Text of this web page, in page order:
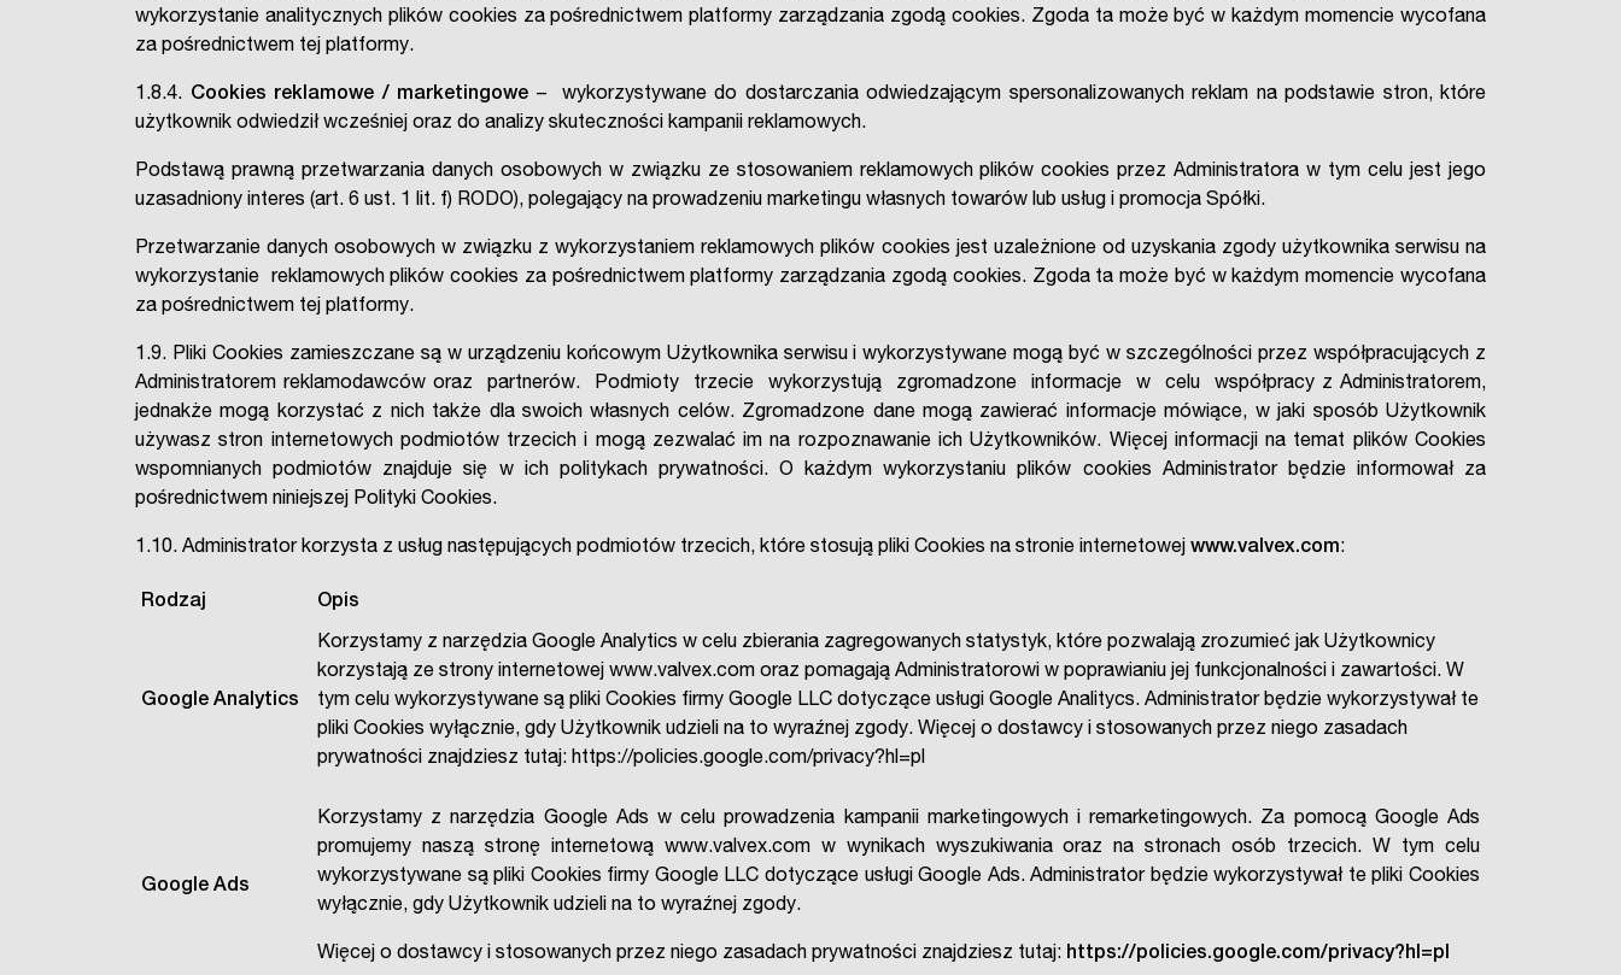
wykorzystanie analitycznych plików cookies za pośrednictwem platformy zarządzania zgodą cookies. Zgoda ta może być w każdym momencie wycofana
za pośrednictwem tej platformy.
1.8.4. Cookies reklamowe / marketingowe – wykorzystywane do dostarczania odwiedzającym spersonalizowanych reklam na podstawie stron, które
użytkownik odwiedził wcześniej oraz do analizy skuteczności kampanii reklamowych.
Podstawą prawną przetwarzania danych osobowych w związku ze stosowaniem reklamowych plików cookies przez Administratora w tym celu jest jego
uzasadniony interes (art. 6 ust. 1 lit. f) RODO), polegający na prowadzeniu marketingu własnych towarów lub usług i promocja Spółki.
Przetwarzanie danych osobowych w związku z wykorzystaniem reklamowych plików cookies jest uzależnione od uzyskania zgody użytkownika serwisu na
wykorzystanie reklamowych plików cookies za pośrednictwem platformy zarządzania zgodą cookies. Zgoda ta może być w każdym momencie wycofana
za pośrednictwem tej platformy.
1.9. Pliki Cookies zamieszczane są w urządzeniu końcowym Użytkownika serwisu i wykorzystywane mogą być w szczególności przez współpracujących z
Administratorem reklamodawców oraz partnerów. Podmioty trzecie wykorzystują zgromadzone informacje w celu współpracy z Administratorem,
jednakże mogą korzystać z nich także dla swoich własnych celów. Zgromadzone dane mogą zawierać informacje mówiące, w jaki sposób Użytkownik
używasz stron internetowych podmiotów trzecich i mogą zezwalać im na rozpoznawanie ich Użytkowników. Więcej informacji na temat plików Cookies
wspomnianych podmiotów znajduje się w ich politykach prywatności. O każdym wykorzystaniu plików cookies Administrator będzie informował za
pośrednictwem niniejszej Polityki Cookies.
1.10. Administrator korzysta z usług następujących podmiotów trzecich, które stosują pliki Cookies na stronie internetowej www.valvex.com:
Rodzaj Opis
Google Analytics
Korzystamy z narzędzia Google Analytics w celu zbierania zagregowanych statystyk, które pozwalają zrozumieć jak Użytkownicy
korzystają ze strony internetowej www.valvex.com oraz pomagają Administratorowi w poprawianiu jej funkcjonalności i zawartości. W
tym celu wykorzystywane są pliki Cookies firmy Google LLC dotyczące usługi Google Analitycs. Administrator będzie wykorzystywał te
pliki Cookies wyłącznie, gdy Użytkownik udzieli na to wyraźnej zgody. Więcej o dostawcy i stosowanych przez niego zasadach
prywatności znajdziesz tutaj: https://policies.google.com/privacy?hl=pl
Google Ads
Korzystamy z narzędzia Google Ads w celu prowadzenia kampanii marketingowych i remarketingowych. Za pomocą Google Ads
promujemy naszą stronę internetową www.valvex.com w wynikach wyszukiwania oraz na stronach osób trzecich. W tym celu
wykorzystywane są pliki Cookies firmy Google LLC dotyczące usługi Google Ads. Administrator będzie wykorzystywał te pliki Cookies
wyłącznie, gdy Użytkownik udzieli na to wyraźnej zgody.
Więcej o dostawcy i stosowanych przez niego zasadach prywatności znajdziesz tutaj: https://policies.google.com/privacy?hl=pl